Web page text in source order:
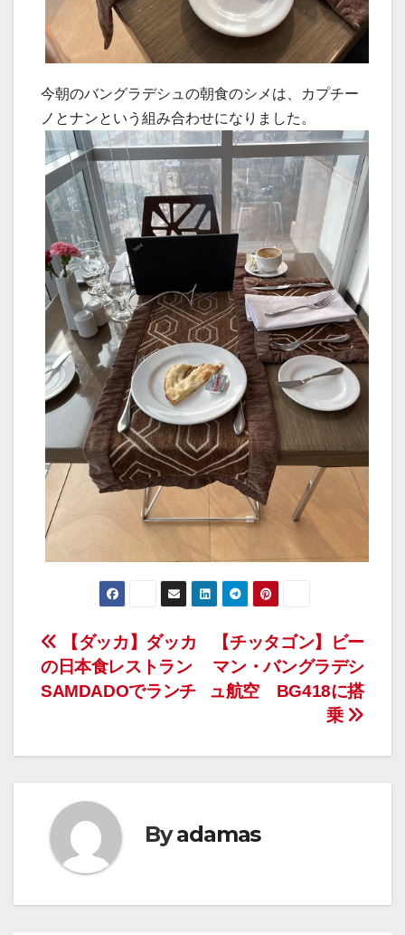
今朝のバングラデシュの朝食のシメは、カプチー
ノとナンという組み合わせになりました。
投
稿
ビ
ゲ
ー
シ
ョ
【チッタゴン】ビー
マン・バングラデシ
ュ航空 BG418に搭
乗
【ダッカ】ダッカ
の日本食レストラン
SAMDADOでランチ
Byadamas